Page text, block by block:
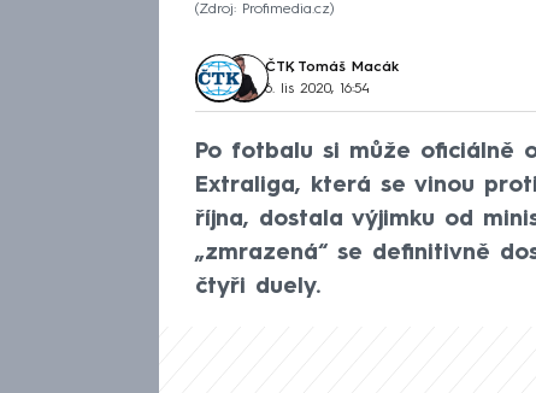
Zdroj: Profimedia.cz
ČTK, Tomáš Macák
6. lis 2020, 16:54
Po fotbalu si může oficiálně
Extraliga, která se vinou
října, dostala výjimku od
„zmrazená“ se definitivně
čtyři duely.